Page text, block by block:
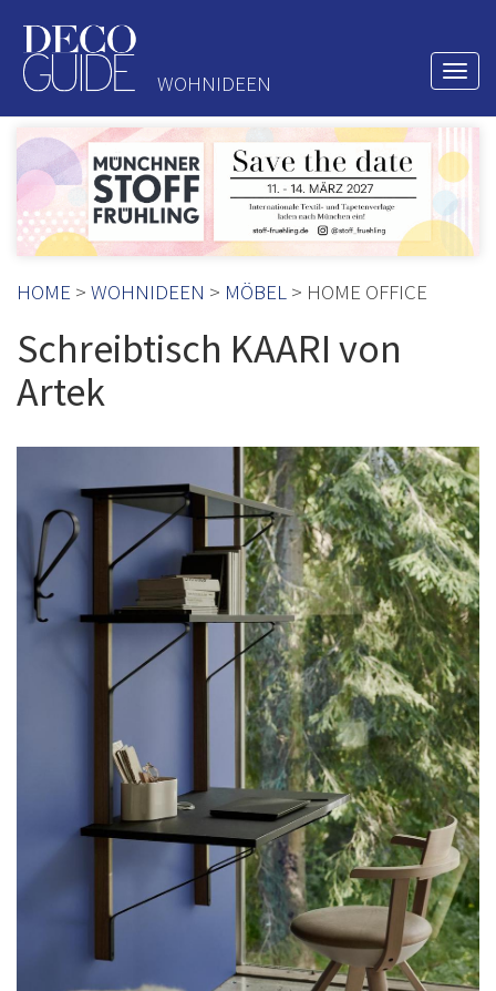
WOHNIDEEN
HOME > WOHNIDEEN > MÖBEL > HOME OFFICE
Schreibtisch KAARI von
Artek